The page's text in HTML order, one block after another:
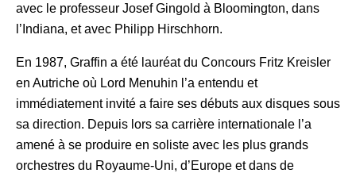
avec le professeur Josef Gingold à Bloomington, dans
l’Indiana, et avec Philipp Hirschhorn.
En 1987, Graffin a été lauréat du Concours Fritz Kreisler
en Autriche où Lord Menuhin l’a entendu et
immédiatement invité a faire ses débuts aux disques sous
sa direction. Depuis lors sa carrière internationale l’a
amené à se produire en soliste avec les plus grands
orchestres du Royaume-Uni, d’Europe et dans de